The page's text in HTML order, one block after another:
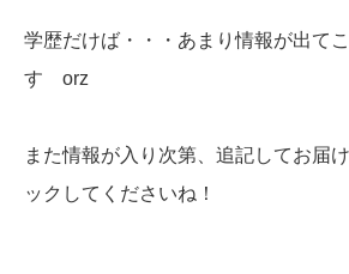
学歴だけば・・・あまり情報が出て
す orz
また情報が入り次第、追記してお届
ックしてくださいね！